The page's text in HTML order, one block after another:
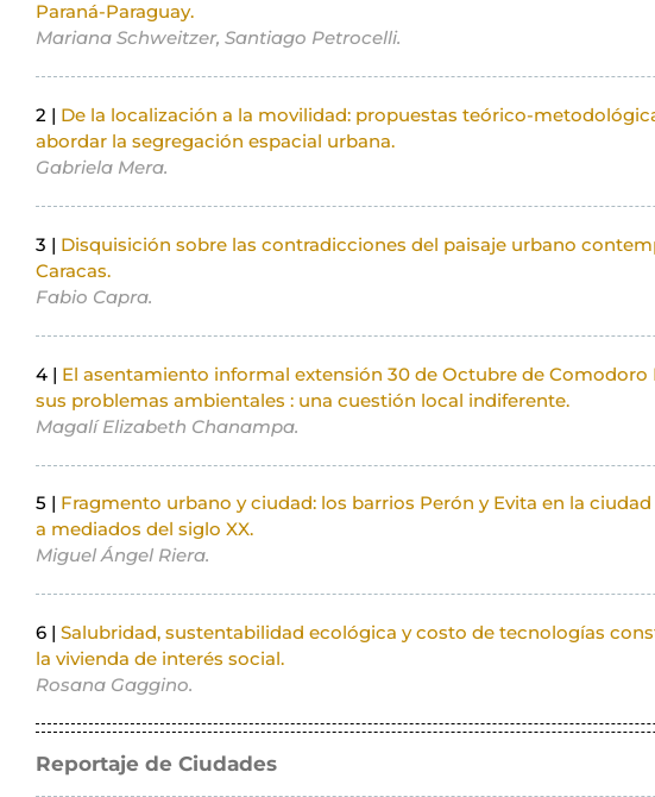
Paraná-Paraguay.
Mariana Schweitzer, Santiago Petrocelli.
2 | De la localización a la movilidad: propuestas teórico-
abordar la segregación espacial urbana.
Gabriela Mera.
3 | Disquisición sobre las contradicciones del paisaje urbano
Caracas.
Fabio Capra.
4 | El asentamiento informal extensión 30 de Octubre de Comodoro
sus problemas ambientales : una cuestión local indiferente.
Magalí Elizabeth Chanampa.
5 | Fragmento urbano y ciudad: los barrios Perón y Evita en la
a mediados del siglo XX.
Miguel Ángel Riera.
6 | Salubridad, sustentabilidad ecológica y costo de tecnologías
la vivienda de interés social.
Rosana Gaggino.
Reportaje de Ciudades